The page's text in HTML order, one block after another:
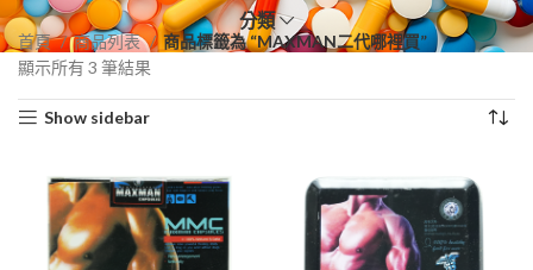
分類
首頁 商品列表
商品標籤為 “MAXMAN二代哪裡買”
顯示所有 3 筆結果
序
Show sidebar